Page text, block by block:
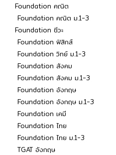
Foundation คณิต
Foundation คณิต ม.1-3
Foundation ชีวะ
Foundation ฟิสิกส์
Foundation วิทย์ ม.1-3
Foundation สังคม
Foundation สังคม ม.1-3
Foundation อังกฤษ
Foundation อังกฤษ ม.1-3
Foundation เคมี
Foundation ไทย
Foundation ไทย ม.1-3
TGAT อังกฤษ